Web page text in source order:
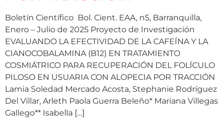
Boletín Científico Bol. Cient. EAA, n5, Barranquilla,
Enero – Julio de 2025 Proyecto de Investigación
EVALUANDO LA EFECTIVIDAD DE LA CAFEÍNA Y LA
CIANOCOBALAMINA (B12) EN TRATAMIENTO
COSMIÁTRICO PARA RECUPERACIÓN DEL FOLÍCULO
PILOSO EN USUARIA CON ALOPECIA POR TRACCIÓN
Lamia Soledad Mercado Acosta, Stephanie Rodríguez
Del Villar, Arleth Paola Guerra Beleño* Mariana Villegas
Gallego** Isabella […]